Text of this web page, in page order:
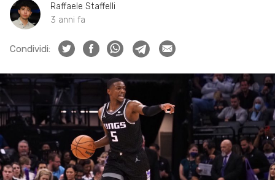
Raffaele Staffelli
3 anni fa
Condividi: